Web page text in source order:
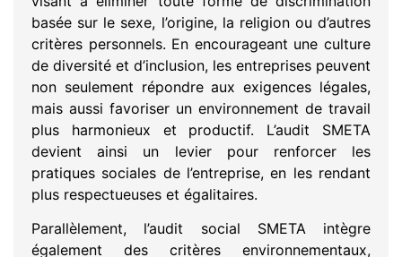
basée sur le sexe, l’origine, la religion ou d’autres
critères personnels. En encourageant une culture
de diversité et d’inclusion, les entreprises peuvent
non seulement répondre aux exigences légales,
mais aussi favoriser un environnement de travail
plus harmonieux et productif. L’audit SMETA
devient ainsi un levier pour renforcer les
pratiques sociales de l’entreprise, en les rendant
plus respectueuses et égalitaires.
Parallèlement, l’audit social SMETA intègre
également des critères environnementaux,